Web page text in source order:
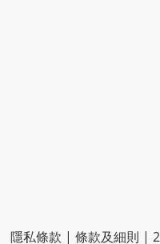
隱私條款 | 條款及細則 |